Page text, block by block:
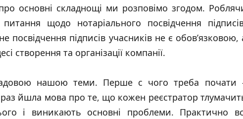
основні складнощі ми розповімо згодом.
щодо нотаріального посвідчення
підписів учасників не є обов’язковою,
створення та організації компанії.
нашою теми. Перше с чого треба почати
йшла мова про те, що кожен реєстратор
і виникають основні проблеми. Практично